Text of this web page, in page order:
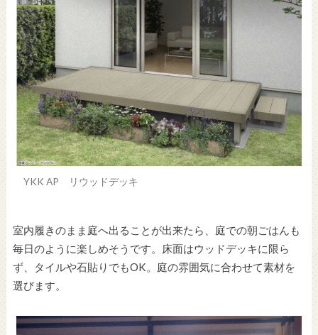
YKK AP リウッドデッキ
室内履きのまま庭へ出ることが出来たら、庭での朝ごはんも
毎日のように楽しめそうです。床面はウッドデッキに限ら
ず、タイルや石貼りでもOK。庭の雰囲気に合わせて素材を
選びます。